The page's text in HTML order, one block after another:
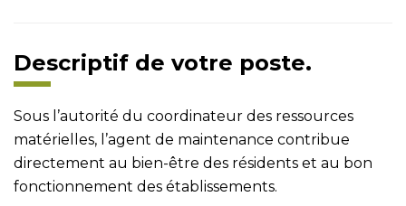
Descriptif de votre poste.
Sous l’autorité du coordinateur des ressources
matérielles, l’agent de maintenance contribue
directement au bien-être des résidents et au bon
fonctionnement des établissements.